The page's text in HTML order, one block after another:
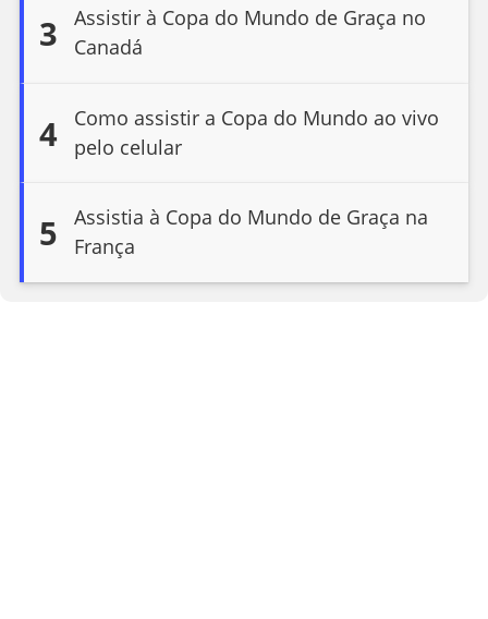
3
Assistir à Copa do Mundo de Graça no
Canadá
4
Como assistir a Copa do Mundo ao vivo
pelo celular
5
Assistia à Copa do Mundo de Graça na
França